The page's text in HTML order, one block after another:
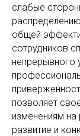
слабые
общей
сотрудников
непрерывного
позволяет
изменениям на
развитие и